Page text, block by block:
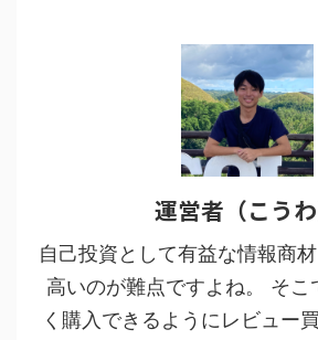
運営者（こうわ
自己投資として有益な情報商
高いのが難点ですよね。 そこ
く購入できるようにレビュー